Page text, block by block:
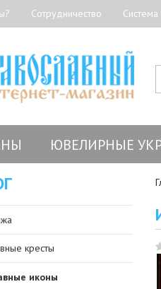
Сотрудничество
ЮВЕЛИРНЫЕ
кресты
иконы